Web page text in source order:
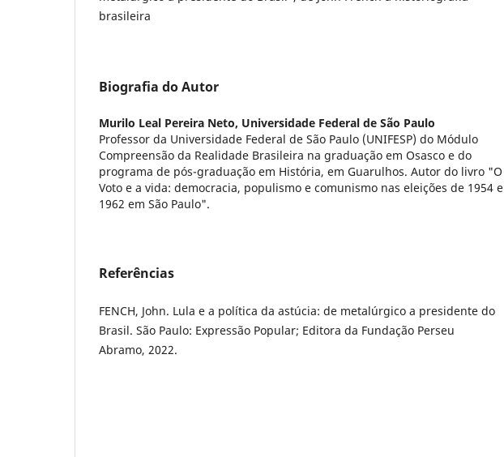
brasileira
Biografia do Autor
Murilo Leal Pereira Neto, Universidade Federal de São Paulo
Professor da Universidade Federal de São Paulo (UNIFESP) do Módulo
Compreensão da Realidade Brasileira na graduação em Osasco e do
programa de pós-graduação em História, em Guarulhos. Autor do livro "O
Voto e a vida: democracia, populismo e comunismo nas eleições de 1954 e
1962 em São Paulo".
Referências
FENCH, John. Lula e a política da astúcia: de metalúrgico a presidente do
Brasil. São Paulo: Expressão Popular; Editora da Fundação Perseu
Abramo, 2022.